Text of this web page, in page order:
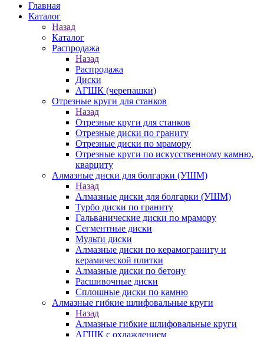
Главная
Каталог
Назад
Каталог
Распродажа
Назад
Распродажа
Диски
АГШК (черепашки)
Отрезные круги для станков
Назад
Отрезные круги для станков
Отрезные диски по граниту
Отрезные диски по мрамору
Отрезные круги по искусственному камню,
кварциту
Алмазные диски для болгарки (УШМ)
Назад
Алмазные диски для болгарки (УШМ)
Турбо диски по граниту
Гальванические диски по мрамору
Сегментные диски
Мульти диски
Алмазные диски по керамограниту и
керамической плитки
Алмазные диски по бетону
Расшивочные диски
Сплошные диски по камню
Алмазные гибкие шлифовальные круги
Назад
Алмазные гибкие шлифовальные круги
АГШК с охлаждением